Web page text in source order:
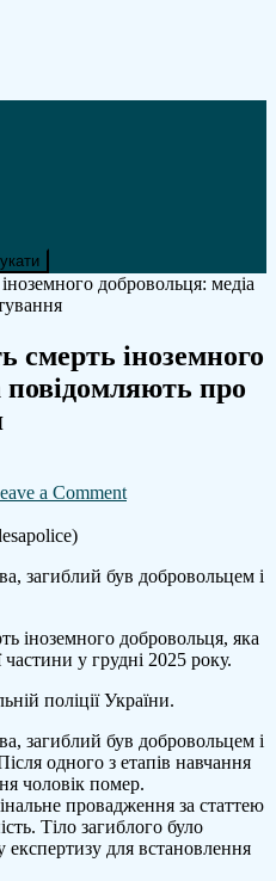
смерть іноземного
повідомляють про
a Commenton
смерть
медіа
повідомляють
можливі
загиблий був добровольцем і
іноземного добровольця, яка
частини у грудні 2025 року.
поліції України.
загиблий був добровольцем і
одного з етапів навчання
чоловік помер.
провадження за статтею
Тіло загиблого було
для встановлення